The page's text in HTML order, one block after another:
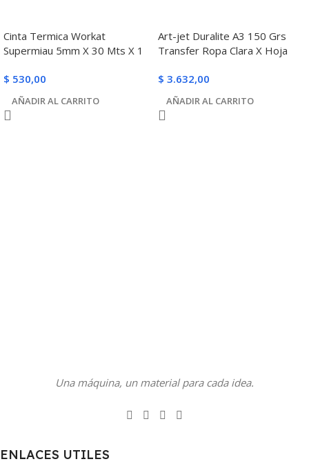
Cinta Termica Workat
Supermiau 5mm X 30 Mts X 1
$ 530,00
AÑADIR AL CARRITO
Art-jet Duralite A3 150 Grs
Transfer Ropa Clara X Hoja
$ 3.632,00
AÑADIR AL CARRITO
Una máquina, un material para cada idea.
ENLACES UTILES